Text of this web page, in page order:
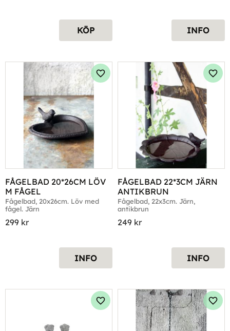
KÖP INFO
FÅGELBAD 20*26CM LÖV
M FÅGEL
Fågelbad, 20x26cm. Löv med
fågel. Järn
299 kr
Lägg till i favoriter
INFO
FÅGELBAD 22*3CM JÄRN
ANTIKBRUN
Fågelbad, 22x3cm. Järn,
antikbrun
249 kr
INFO
Lägg till i favoriter